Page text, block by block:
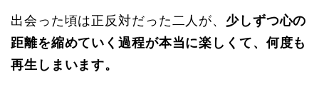
出会った頃は正反対だった二人が、 少しずつ心の
距離を縮めていく過程が本当に楽しくて、何度も
再生しまいます。